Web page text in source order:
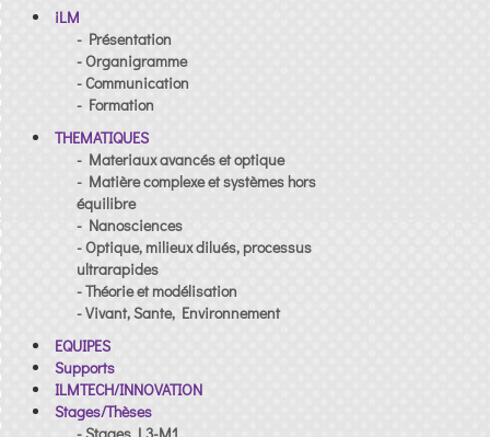
iLM
- Présentation
- Organigramme
- Communication
- Formation
THEMATIQUES
- Materiaux avancés et optique
- Matière complexe et systèmes hors
équilibre
- Nanosciences
- Optique, milieux dilués, processus
ultrarapides
- Théorie et modélisation
- Vivant, Sante, Environnement
EQUIPES
Supports
ILMTECH/INNOVATION
Stages/Thèses